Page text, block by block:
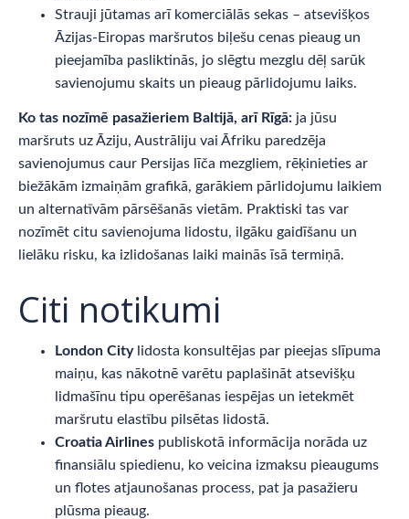
Strauji jūtamas arī komerciālās sekas – atsevišķos
Āzijas-Eiropas maršrutos biļešu cenas pieaug un
pieejamība pasliktinās, jo slēgtu mezglu dēļ sarūk
savienojumu skaits un pieaug pārlidojumu laiks.
Ko tas nozīmē pasažieriem Baltijā, arī Rīgā: ja jūsu
maršruts uz Āziju, Austrāliju vai Āfriku paredzēja
savienojumus caur Persijas līča mezgliem, rēķinieties ar
biežākām izmaiņām grafikā, garākiem pārlidojumu laikiem
un alternatīvām pārsēšanās vietām. Praktiski tas var
nozīmēt citu savienojuma lidostu, ilgāku gaidīšanu un
lielāku risku, ka izlidošanas laiki mainās īsā termiņā.
Citi notikumi
London Citylidosta konsultējas par pieejas slīpuma
maiņu, kas nākotnē varētu paplašināt atsevišķu
lidmašīnu tipu operēšanas iespējas un ietekmēt
maršrutu elastību pilsētas lidostā.
Croatia Airlines publiskotā informācija norāda uz
finansiālu spiedienu, ko veicina izmaksu pieaugums
un flotes atjaunošanas process, pat ja pasažieru
plūsma pieaug.